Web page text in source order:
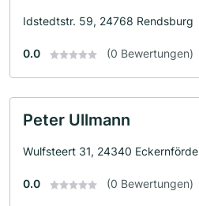
Idstedtstr. 59, 24768 Rendsburg
0.0 (0 Bewertungen)
Peter Ullmann
Wulfsteert 31, 24340 Eckernförde
0.0 (0 Bewertungen)